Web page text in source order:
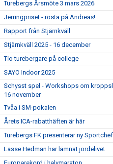
Turebergs Årsmöte 3 mars 2026
Jerringpriset - rösta på Andreas!
Rapport från Stjärnkväll
Stjärnkväll 2025 - 16 december
Tio turebergare på college
SAYO Indoor 2025
Schysst spel - Workshops om
16 november
Tvåa i SM-pokalen
Årets ICA-rabatthäften är här
Turebergs FK presenterar ny
Lasse Hedman har lämnat jordelivet